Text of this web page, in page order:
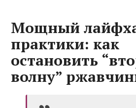
Мощный
практики: как
остановить
волну”